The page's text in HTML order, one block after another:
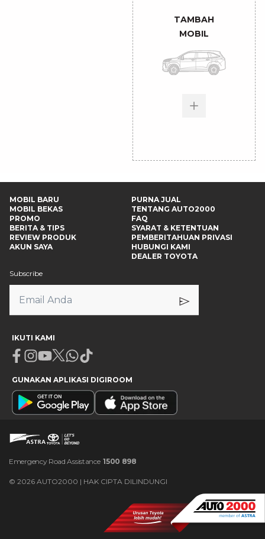
TAMBAH
MOBIL
MOBIL BARU
MOBIL BEKAS
PROMO
BERITA & TIPS
REVIEW PRODUK
AKUN SAYA
PURNA JUAL
TENTANG AUTO2000
FAQ
SYARAT & KETENTUAN
PEMBERITAHUAN PRIVASI
HUBUNGI KAMI
DEALER TOYOTA
Subscribe
IKUTI KAMI
Facebook
Instagram
Youtube
X Whatsapp
Tiktok
GUNAKAN APLIKASI DIGIROOM
Emergency Road Assistance 1500 898
© 2026 AUTO2000 | HAK CIPTA DILINDUNGI